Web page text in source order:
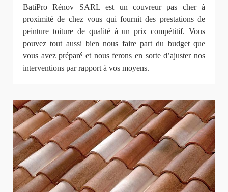
BatiPro Rénov SARL est un couvreur pas cher à
proximité de chez vous qui fournit des prestations de
peinture toiture de qualité à un prix compétitif. Vous
pouvez tout aussi bien nous faire part du budget que
vous avez préparé et nous ferons en sorte d’ajuster nos
interventions par rapport à vos moyens.